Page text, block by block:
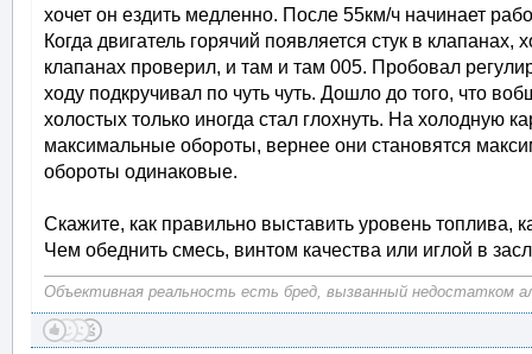
хочет он ездить медленно. После 55км/ч начинает
Когда двигатель горячий появляется стук в
клапанах проверил, и там и там 005. Пробовал
ходу подкручивал по чуть чуть. Дошло до того, что
холостых только иногда стал глохнуть. На холодную
максимальные обороты, вернее они становятся
обороты одинаковые.
Скажите, как правильно выставить уровень топлива,
Чем обеднить смесь, винтом качества или иглой в
Объективная реальность есть бред, вызванный недостатком